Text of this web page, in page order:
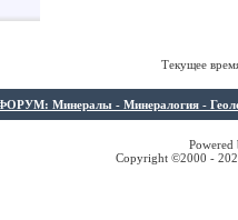
Текущее
Минералы - Минералогия -
Copyright ©2000 -